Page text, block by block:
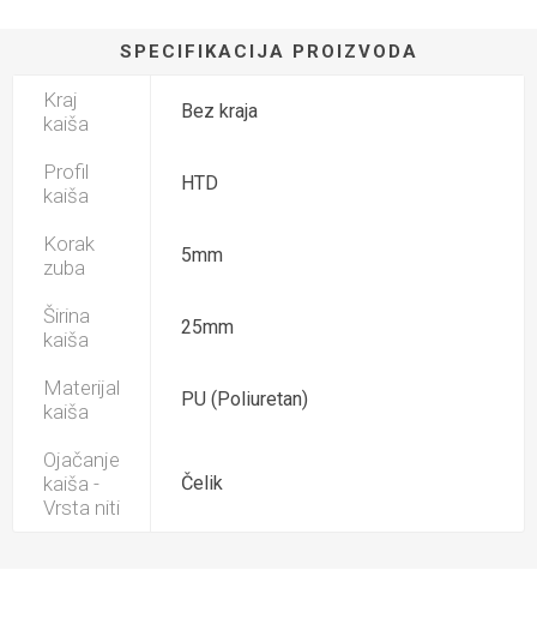
SPECIFIKACIJA PROIZVODA
Kraj
kaiša
Bez kraja
Profil
kaiša
HTD
Korak
zuba
5mm
Širina
kaiša
25mm
Materijal
kaiša
PU (Poliuretan)
Ojačanje
kaiša -
Vrsta niti
Čelik